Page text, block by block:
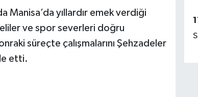
Manisa’da yıllardır emek verdiği
ve spor severleri doğru
süreçte çalışmalarını Şehzadeler
etti.